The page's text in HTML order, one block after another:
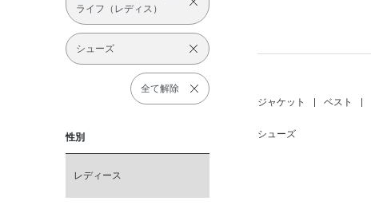
ライフ（レディス）
シューズ
全て解除
性別
レディース
ジャケット ベスト
シューズ